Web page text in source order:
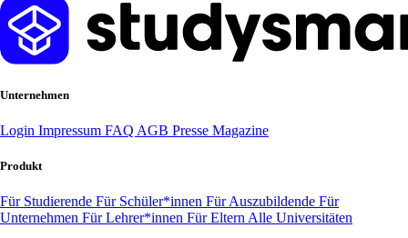
Unternehmen
Login Impressum FAQ AGB Presse Magazine
Produkt
Für Studierende Für Schüler*innen Für Auszubildende Für
Unternehmen Für Lehrer*innen Für Eltern Alle Universitäten